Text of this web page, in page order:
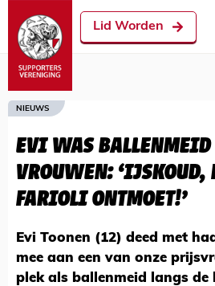
Lid Worden
NIEUWS
EVI WAS
VROUWEN:
FARIOLI ONTMOET!’
Evi Toonen (12) deed met
mee aan een van onze
plek als ballenmeid langs